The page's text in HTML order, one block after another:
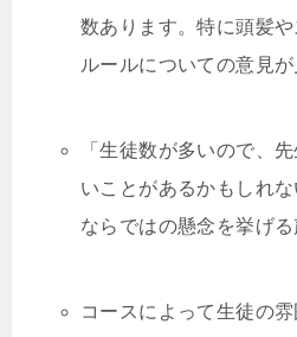
数あります。特に頭髪
ルールについての意見が
「生徒数が多いので、
いことがあるかもしれ
ならではの懸念を挙げる
コースによって生徒の